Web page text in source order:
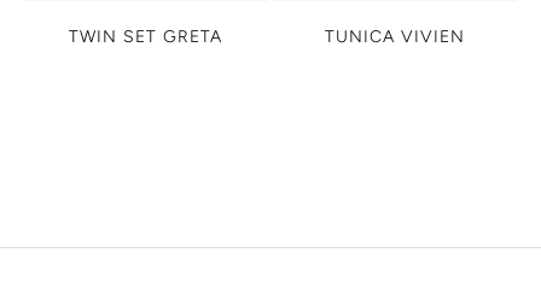
TWIN SET GRETA TUNICA VIVIEN